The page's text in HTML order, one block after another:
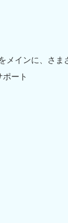
インに、さま
ート